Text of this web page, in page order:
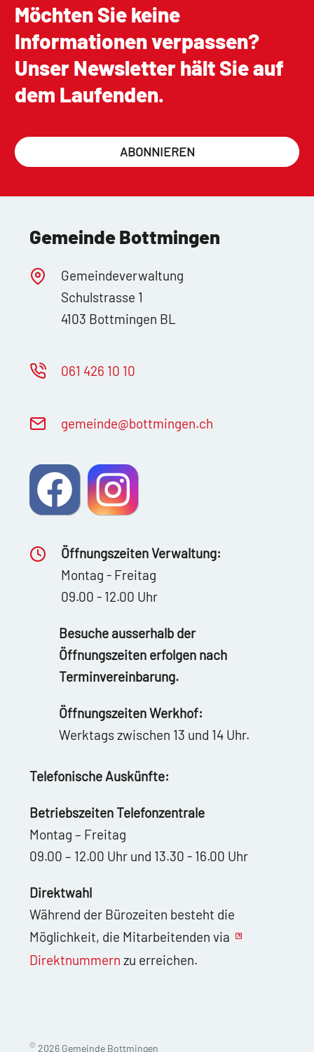
Möchten Sie keine
Informationen verpassen?
Unser Newsletter hält Sie auf
dem Laufenden.
ABONNIEREN
Gemeinde Bottmingen
Gemeindeverwaltung
Schulstrasse 1
4103 Bottmingen BL
061 426 10 10
g m nd b ttm ng n ch
Öffnungszeiten Verwaltung:
Montag - Freitag
09.00 - 12.00 Uhr
Besuche ausserhalb der
Öffnungszeiten erfolgen nach
Terminvereinbarung.
Öffnungszeiten Werkhof:
Werktags zwischen 13 und 14 Uhr.
Telefonische Auskünfte:
Betriebszeiten Telefonzentrale
Montag – Freitag
09.00 – 12.00 Uhr und 13.30 - 16.00 Uhr
Direktwahl
Während der Bürozeiten besteht die
Möglichkeit, die Mitarbeitenden via
Direktnummern zu erreichen.
© 2026 Gemeinde Bottmingen